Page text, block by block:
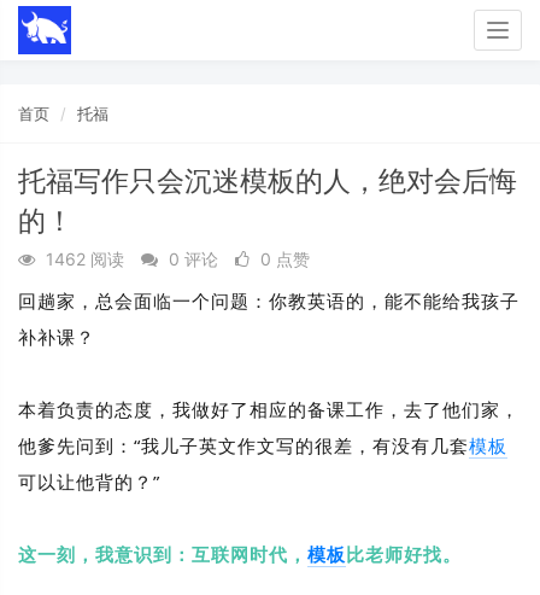
首页 托福
托福写作只会沉迷模板的人，绝对会后悔
的！
1462 阅读 0 评论 0 点赞
回趟家，总会面临一个问题：你教英语的，能不能给我孩子
补补课？
本着负责的态度，我做好了相应的备课工作，去了他们家，
他爹先问到： “我儿子英文作文写的很差，有没有几套模板
可以让他背的？”
这一刻，我意识到：互联网时代， 模板比老师好找。